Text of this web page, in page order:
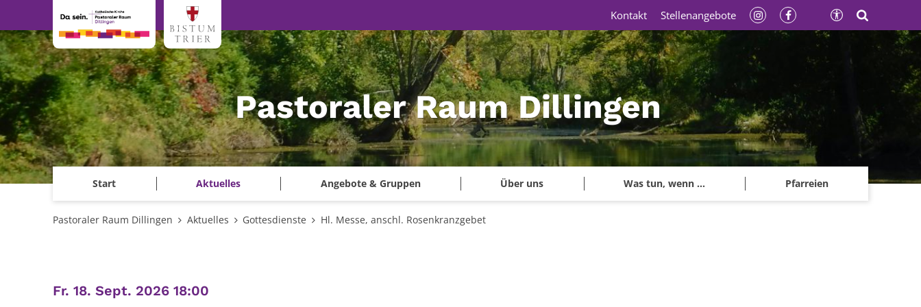
Zum Inhalt springen
Pastoraler Raum Dillingen
Start Aktuelles Angebote & Gruppen Über uns Was tun, wenn ... Pfarreien
Kontakt Stellenangebote
Pastoraler Raum Dillingen Aktuelles Gottesdienste Hl. Messe, anschl. Rosenkranzgebet
Fr. 18. Sept. 2026 18:00